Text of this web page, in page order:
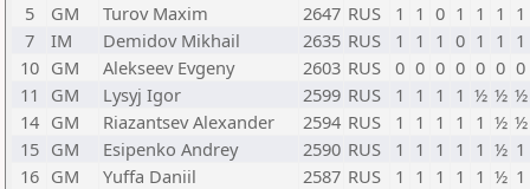
5
GM Turov Maxim 2647 RUS 1 1 0 1 1 1 1
7
IM Demidov Mikhail 2635 RUS 1 1 1 0 1 1 1
10 GM Alekseev Evgeny 2603 RUS 0 0 0 0 0 0 0
11
GM Lysyj Igor 2599 RUS 1 1 1 1 ½ ½ ½
14 GM Riazantsev Alexander 2594 RUS 1 1 1 1 1 ½ ½
15 GM Esipenko Andrey 2590 RUS 1 1 1 1 1 ½ 1
16 GM Yuffa Daniil 2587 RUS 1 1 1 1 1 ½ 1